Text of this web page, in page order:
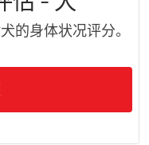
的身体状况评分。